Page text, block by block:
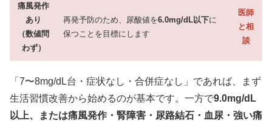
痛風発作
あり
（数値問
わず）
再発予防のため、尿酸値を6.0mg/dL以下に
保つことを目標にします
医師
と相
談
「7〜8mg/dL台・症状なし・合併症なし」であれば、まず
生活習慣改善から始めるのが基本です。一方で9.0mg/dL
以上、または痛風発作・腎障害・尿路結石・血尿・強い痛